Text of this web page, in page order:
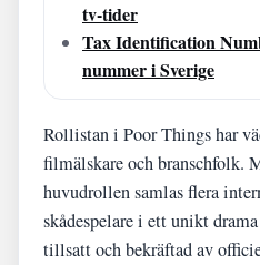
tv-tider
Tax Identification
nummer i Sverige
Rollistan i Poor Things har
filmälskare och branschfolk.
huvudrollen samlas flera
skådespelare i ett unikt
tillsatt och bekräftad av